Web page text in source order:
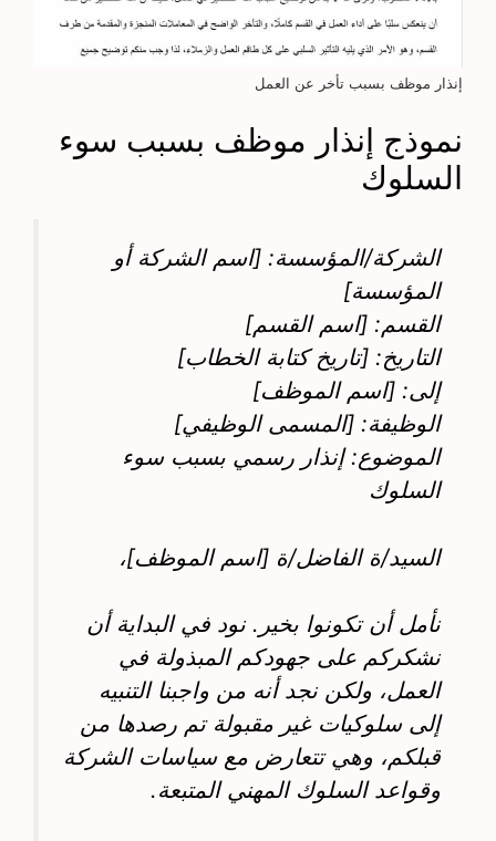
إنذار موظف بسبب تأخر عن العمل
نموذج إنذار موظف بسبب سوء
السلوك
الشركة/المؤسسة: [اسم الشركة أو
المؤسسة]
القسم: [اسم القسم]
التاريخ: [تاريخ كتابة الخطاب]
إلى: [اسم الموظف]
الوظيفة: [المسمى الوظيفي]
الموضوع: إنذار رسمي بسبب سوء
السلوك
السيد/ة الفاضل/ة [اسم الموظف]،
نأمل أن تكونوا بخير. نود في البداية أن
نشكركم على جهودكم المبذولة في
العمل، ولكن نجد أنه من واجبنا التنبيه
إلى سلوكيات غير مقبولة تم رصدها من
قبلكم، وهي تتعارض مع سياسات الشركة
وقواعد السلوك المهني المتبعة.